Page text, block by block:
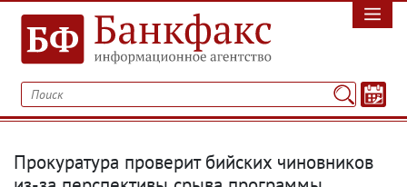
Прокуратура проверит бийских чиновников